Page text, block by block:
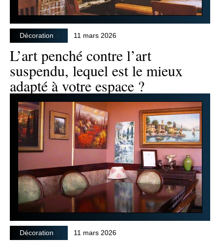
Décoration 11 mars 2026
L’art penché contre l’art
suspendu, lequel est le mieux
adapté à votre espace ?
Décoration 11 mars 2026